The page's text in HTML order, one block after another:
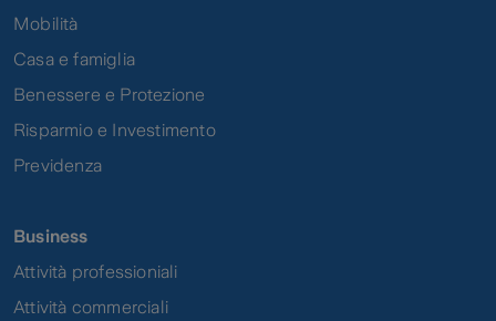
Mobilità
Casa e famiglia
Benessere e Protezione
Risparmio e Investimento
Previdenza
Business
Attività professioniali
Attività commerciali